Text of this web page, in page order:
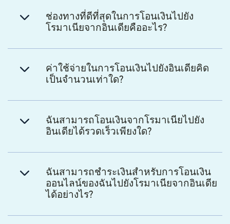
ช่องทางที่ดีที่สุดในการโอนเงินไปยัง
โรมาเนียจากอินเดียคืออะไร?
ค่าใช้จ่ายในการโอนเงินไปยังอินเดียคิด
เป็นจำนวนเท่าใด?
ฉันสามารถโอนเงินจากโรมาเนียไปยัง
อินเดียได้รวดเร็วเพียงใด?
ฉันสามารถชำระเงินสำหรับการโอนเงิน
ออนไลน์ของฉันไปยังโรมาเนียจากอินเดีย
ได้อย่างไร?